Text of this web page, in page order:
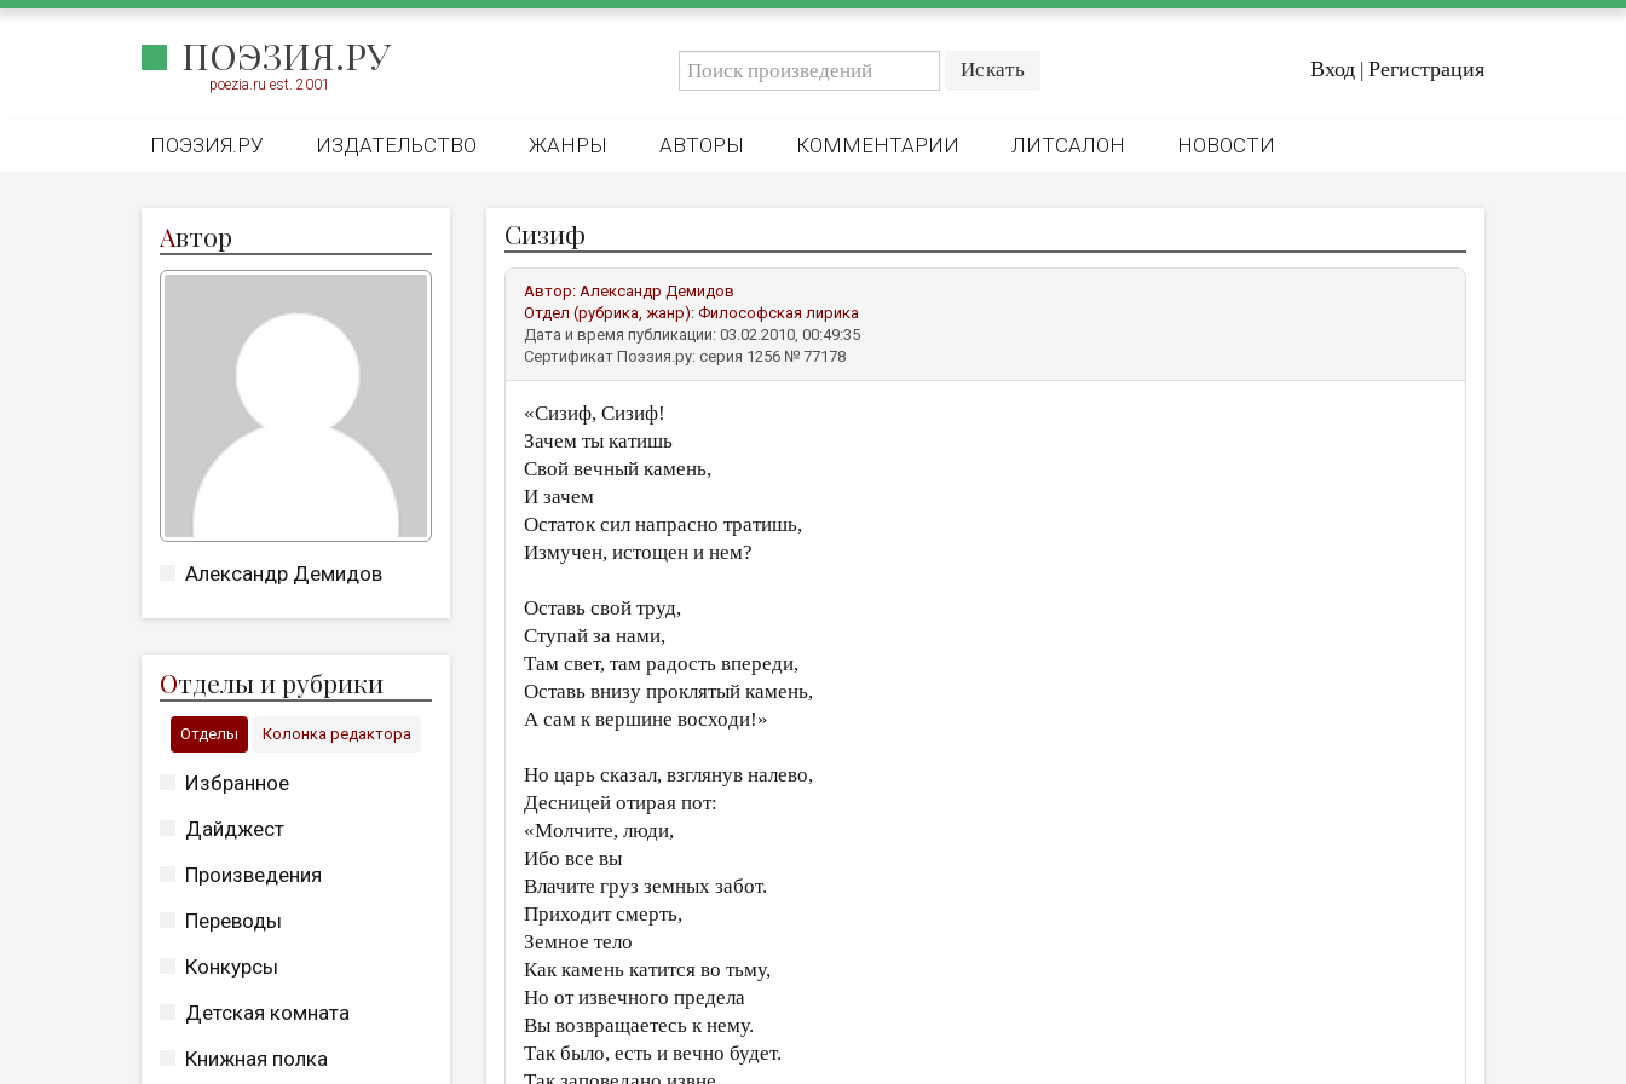
ПОЭЗИЯ.РУ
poezia.ru est. 2001
Вход | Регистрация
ПОЭЗИЯ.РУ ИЗДАТЕЛЬСТВО ЖАНРЫ АВТОРЫ КОММЕНТАРИИ ЛИТСАЛОН НОВОСТИ
Автор
Александр Демидов
Отделы и рубрики
Отделы Колонка редактора
Избранное
Дайджест
Произведения
Переводы
Конкурсы
Детская комната
Книжная полка
Сизиф
Автор: Александр Демидов
Отдел (рубрика, жанр): Философская лирика
Дата и время публикации: 03.02.2010, 00:49:35
Сертификат Поэзия.ру: серия 1256 № 77178
«Сизиф, Сизиф!
Зачем ты катишь
Свой вечный камень,
И зачем
Остаток сил напрасно тратишь,
Измучен, истощен и нем?
Оставь свой труд,
Ступай за нами,
Там свет, там радость впереди,
Оставь внизу проклятый камень,
А сам к вершине восходи!»
Но царь сказал, взглянув налево,
Десницей отирая пот:
«Молчите, люди,
Ибо все вы
Влачите груз земных забот.
Приходит смерть,
Земное тело
Как камень катится во тьму,
Но от извечного предела
Вы возвращаетесь к нему.
Так было, есть и вечно будет.